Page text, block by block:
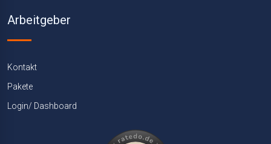
Arbeitgeber
Kontakt
Pakete
Login/ Dashboard